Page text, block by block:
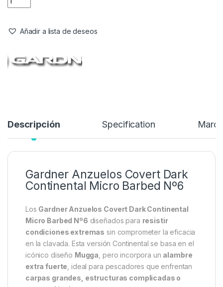
Los anzuelos Covert Dark Continental Mugga cuentan con un
enganche del Mugga original con la fuerza necesaria para
patrones de anzuelos Gardner Covert Dark…
Añadir a lista de deseos
Descripción Specification